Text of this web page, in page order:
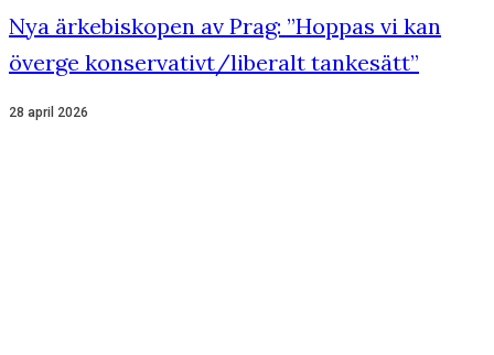
Nya ärkebiskopen av Prag: ”Hoppas vi kan
överge konservativt/liberalt tankesätt”
28 april 2026